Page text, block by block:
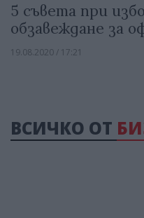
5 съвета при
обзавеждане за
19.08.2020 / 17:21
ВСИЧКО ОТ